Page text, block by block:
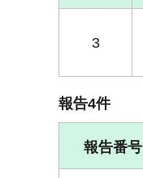
3
報告4件
報告番号